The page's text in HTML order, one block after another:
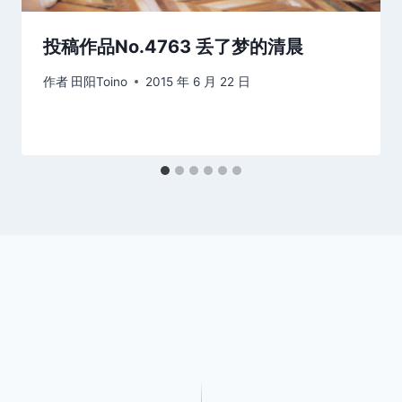
投稿作品No.4763 丢了梦的清晨
作者 田阳Toino 2015 年 6 月 22 日